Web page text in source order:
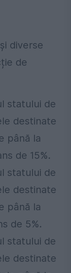
diverse
de
statului de
destinate
până la
de 15%.
statului de
destinate
până la
de 5%.
statului de
destinate